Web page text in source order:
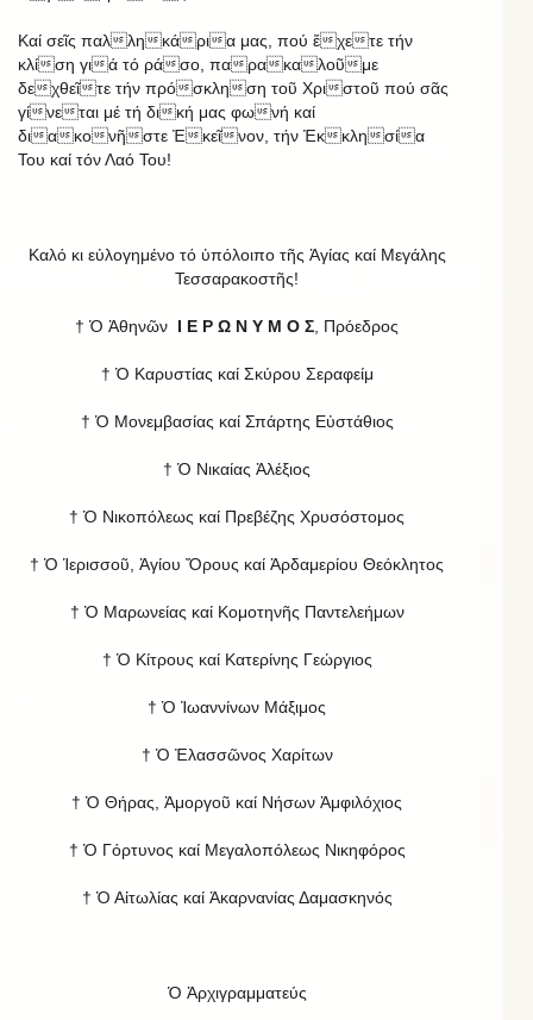
Καί σεῖς παλληκάρια μας, πού ἔχετε τήν
κλίση γιά τό ράσο, παρακαλοῦμε
δεχθεῖτε τήν πρόσκληση τοῦ Χριστοῦ πού σᾶς
γίνεται μέ τή δική μας φωνή καί
διακονῆστε Ἐκεῖνον, τήν Ἐκκλησία
Του καί τόν Λαό Του!
Καλό κι εὐλογημένο τό ὑπόλοιπο τῆς Ἁγίας καί Μεγάλης
Τεσσαρακοστῆς!
† Ὁ Ἀθηνῶν Ι Ε Ρ Ω Ν Υ Μ Ο Σ , Πρόεδρος
† Ὁ Καρυστίας καί Σκύρου Σεραφείμ
† Ὁ Μονεμβασίας καί Σπάρτης Εὐστάθιος
† Ὁ Νικαίας Ἀλέξιος
† Ὁ Νικοπόλεως καί Πρεβέζης Χρυσόστομος
† Ὁ Ἱερισσοῦ, Ἁγίου Ὄρους καί Ἀρδαμερίου Θεόκλητος
† Ὁ Μαρωνείας καί Κομοτηνῆς Παντελεήμων
† Ὁ Κίτρους καί Κατερίνης Γεώργιος
† Ὁ Ἰωαννίνων Μάξιμος
† Ὁ Ἐλασσῶνος Χαρίτων
† Ὁ Θήρας, Ἀμοργοῦ καί Νήσων Ἀμφιλόχιος
† Ὁ Γόρτυνος καί Μεγαλοπόλεως Νικηφόρος
† Ὁ Αἰτωλίας καί Ἀκαρνανίας Δαμασκηνός
Ὁ Ἀρχιγραμματεύς